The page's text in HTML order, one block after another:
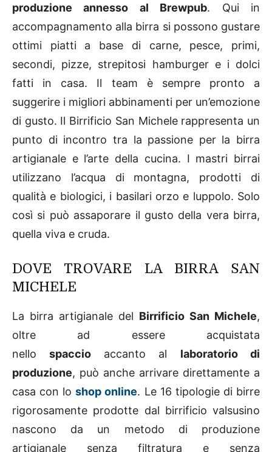
produzione annesso al Brewpub. Qui in
accompagnamento alla birra si possono gustare
ottimi piatti a base di carne, pesce, primi,
secondi, pizze, strepitosi hamburger e i dolci
fatti in casa. Il team è sempre pronto a
suggerire i migliori abbinamenti per un’emozione
di gusto. Il Birrificio San Michele rappresenta un
punto di incontro tra la passione per la birra
artigianale e l’arte della cucina. I mastri birrai
utilizzano l’acqua di montagna, prodotti di
qualità e biologici, i basilari orzo e luppolo. Solo
così si può assaporare il gusto della vera birra,
quella viva e cruda.
DOVE TROVARE LA BIRRA SAN
MICHELE
La birra artigianale del Birrificio San Michele,
oltre ad essere acquistata
nellospaccio accanto al laboratorio di
produzione, può anche arrivare direttamente a
casa con loshop online. Le 16 tipologie di birre
rigorosamente prodotte dal birrificio valsusino
nascono da un metodo di produzione
artigianale senza filtratura e senza